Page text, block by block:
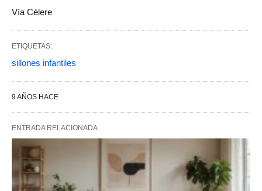
Vía Célere
ETIQUETAS:
sillones infantiles
9 AÑOS HACE
ENTRADA RELACIONADA